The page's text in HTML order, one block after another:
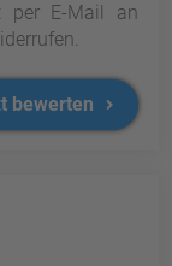
per E-Mail an
bewerten